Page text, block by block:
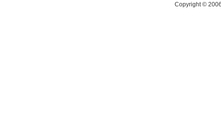
Copyright ©